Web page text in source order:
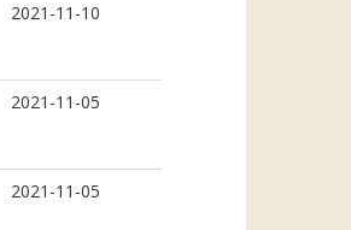
2021-11-10
2021-11-05
2021-11-05